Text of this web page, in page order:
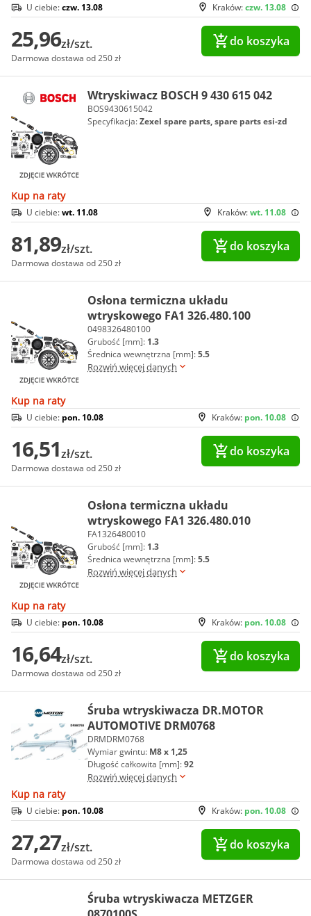
Kraków:czw. 13.08
U ciebie:czw. 13.08
25,96zł/szt.
Darmowa dostawa od 250 zł
do koszyka
Wtryskiwacz BOSCH 9 430 615 042
BOS9430615042
Specyfikacja:Zexel spare parts, spare parts esi-zd
Kup na raty
Kraków:wt. 11.08
U ciebie:wt. 11.08
81,89zł/szt.
Darmowa dostawa od 250 zł
do koszyka
Osłona termiczna układu
wtryskowego FA1 326.480.100
0498326480100
Grubość [mm]: 1.3
Średnica wewnętrzna [mm]:5.5
Rozwiń więcej danych
Kup na raty
Kraków: pon. 10.08
U ciebie: pon. 10.08
16,51zł/szt.
Darmowa dostawa od 250 zł
do koszyka
Osłona termiczna układu
wtryskowego FA1 326.480.010
FA1326480010
Grubość [mm]: 1.3
Średnica wewnętrzna [mm]:5.5
Rozwiń więcej danych
Kup na raty
Kraków: pon. 10.08
U ciebie: pon. 10.08
16,64zł/szt.
Darmowa dostawa od 250 zł
do koszyka
Śruba wtryskiwacza DR.MOTOR
AUTOMOTIVE DRM0768
DRMDRM0768
Wymiar gwintu: M8 x 1,25
Długość całkowita [mm]:92
Rozwiń więcej danych
Kup na raty
Kraków: pon. 10.08
U ciebie: pon. 10.08
27,27zł/szt.
Darmowa dostawa od 250 zł
do koszyka
Śruba wtryskiwacza METZGER